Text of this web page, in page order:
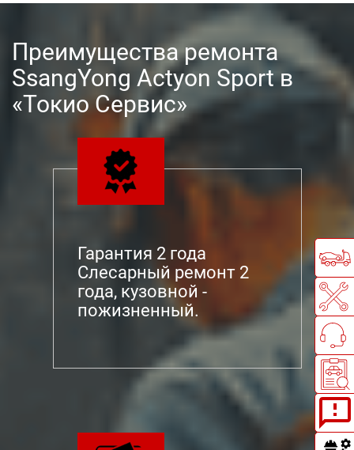
Преимущества ремонта
SsangYong Actyon Sport в
«Токио Сервис»
Гарантия 2 года
Слесарный ремонт 2
года, кузовной -
пожизненный.